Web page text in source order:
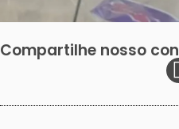
Compartilhe nosso